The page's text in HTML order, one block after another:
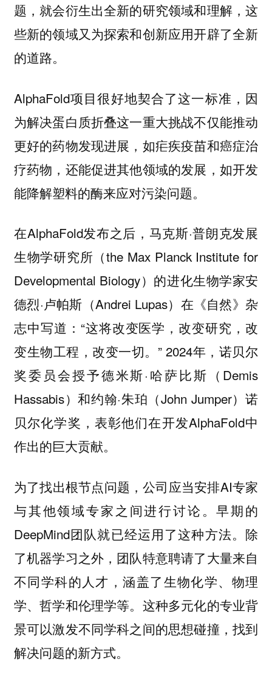
题，就会衍生出全新的研究领域和理解，这
些新的领域又为探索和创新应用开辟了全新
的道路。
AlphaFold项目很好地契合了这一标准，因
为解决蛋白质折叠这一重大挑战不仅能推动
更好的药物发现进展，如疟疾疫苗和癌症治
疗药物，还能促进其他领域的发展，如开发
能降解塑料的酶来应对污染问题。
在AlphaFold发布之后，马克斯·普朗克发展
生物学研究所（the Max Planck Institute for
Developmental Biology）的进化生物学家安
德烈·卢帕斯（Andrei Lupas）在《自然》杂
志中写道：“这将改变医学，改变研究，改
变生物工程，改变一切。” 2024年，诺贝尔
奖委员会授予德米斯·哈萨比斯（Demis
Hassabis）和约翰·朱珀（John Jumper）诺
贝尔化学奖，表彰他们在开发AlphaFold中
作出的巨大贡献。
为了找出根节点问题，公司应当安排AI专家
与其他领域专家之间进行讨论。早期的
DeepMind团队就已经运用了这种方法。除
了机器学习之外，团队特意聘请了大量来自
不同学科的人才，涵盖了生物化学、物理
学、哲学和伦理学等。这种多元化的专业背
景可以激发不同学科之间的思想碰撞，找到
解决问题的新方式。